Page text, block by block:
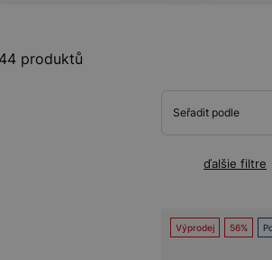
produktů
Seřadit podle
ďalšie filtre
Výprodej 56%